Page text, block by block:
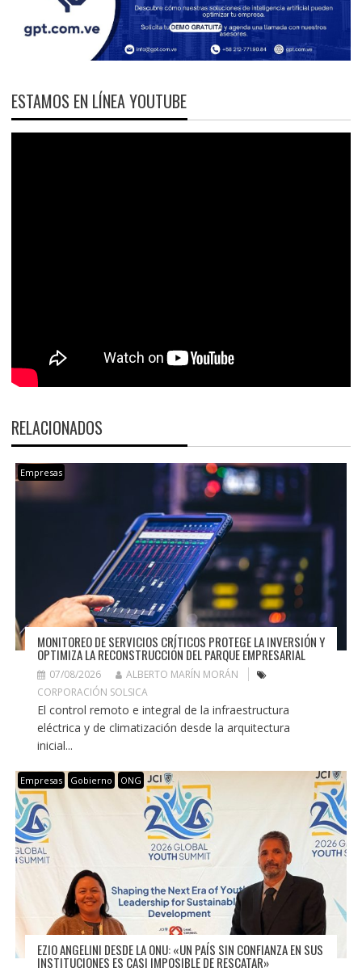
ESTAMOS EN LÍNEA YOUTUBE
RELACIONADOS
Empresas
MONITOREO DE SERVICIOS CRÍTICOS PROTEGE LA INVERSIÓN Y
OPTIMIZA LA RECONSTRUCCIÓN DEL PARQUE EMPRESARIAL
07/08/2026
ALBERTO MARÍN MORÁN
CORPORACIÓN SOLSICA
El control remoto e integral de la infraestructura
eléctrica y de climatización desde la arquitectura
inicial...
Empresas Gobierno ONG
EZIO ANGELINI DESDE LA ONU: «UN PAÍS SIN CONFIANZA EN SUS
INSTITUCIONES ES CASI IMPOSIBLE DE RESCATAR»